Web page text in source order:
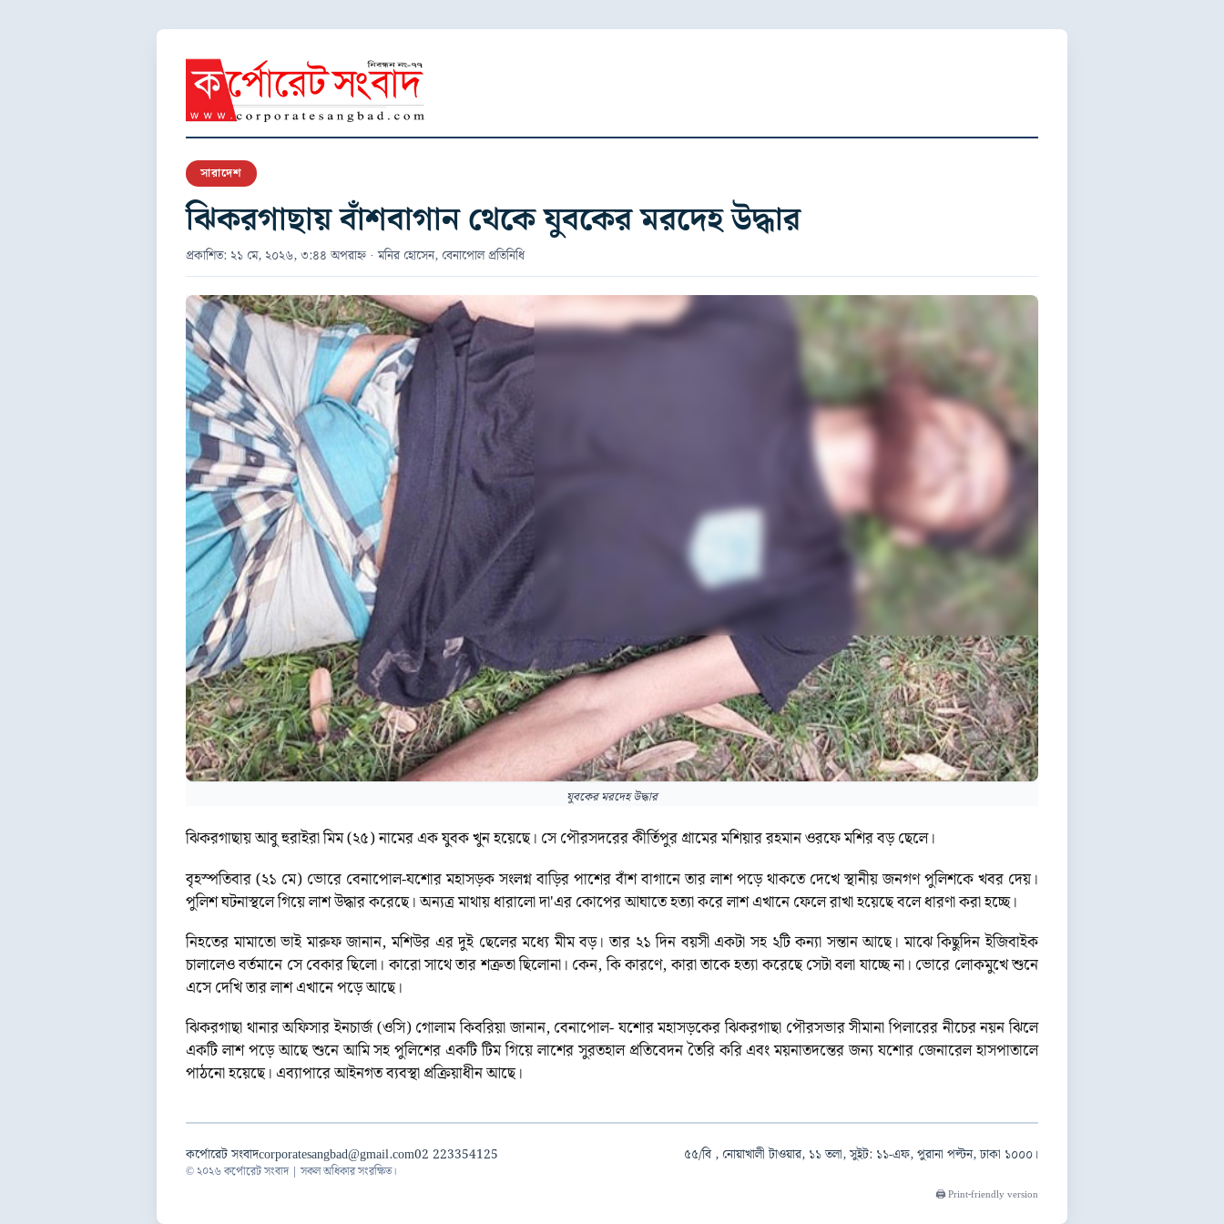
সারাদেশ
ঝিকরগাছায় বাঁশবাগান থেকে যুবকের মরদেহ উদ্ধার
প্রকাশিত: ২১ মে, ২০২৬, ৩:৪৪ অপরাহ্ন · মনির হোসেন, বেনাপোল প্রতিনিধি
যুবকের মরদেহ উদ্ধার
ঝিকরগাছায় আবু হুরাইরা মিম (২৫) নামের এক যুবক খুন হয়েছে। সে পৌরসদরের কীর্তিপুর গ্রামের মশিয়ার রহমান ওরফে মশির বড় ছেলে।
বৃহস্পতিবার (২১ মে) ভোরে বেনাপোল-যশোর মহাসড়ক সংলগ্ন বাড়ির পাশের বাঁশ বাগানে তার লাশ পড়ে থাকতে দেখে স্থানীয় জনগণ পুলিশকে খবর দেয়।
পুলিশ ঘটনাস্থলে গিয়ে লাশ উদ্ধার করেছে। অন্যত্র মাথায় ধারালো দা'এর কোপের আঘাতে হত্যা করে লাশ এখানে ফেলে রাখা হয়েছে বলে ধারণা করা হচ্ছে।
নিহতের মামাতো ভাই মারুফ জানান, মশিউর এর দুই ছেলের মধ্যে মীম বড়। তার ২১ দিন বয়সী একটা সহ ২টি কন্যা সন্তান আছে। মাঝে কিছুদিন ইজিবাইক
চালালেও বর্তমানে সে বেকার ছিলো। কারো সাথে তার শত্রুতা ছিলোনা। কেন, কি কারণে, কারা তাকে হত্যা করেছে সেটা বলা যাচ্ছে না। ভোরে লোকমুখে শুনে
এসে দেখি তার লাশ এখানে পড়ে আছে।
ঝিকরগাছা থানার অফিসার ইনচার্জ (ওসি) গোলাম কিবরিয়া জানান, বেনাপোল- যশোর মহাসড়কের ঝিকরগাছা পৌরসভার সীমানা পিলারের নীচের নয়ন ঝিলে
একটি লাশ পড়ে আছে শুনে আমি সহ পুলিশের একটি টিম গিয়ে লাশের সুরতহাল প্রতিবেদন তৈরি করি এবং ময়নাতদন্তের জন্য যশোর জেনারেল হাসপাতালে
পাঠনো হয়েছে। এব্যাপারে আইনগত ব্যবস্থা প্রক্রিয়াধীন আছে।
কর্পোরেট সংবাদcorporatesangbad@gmail.com02 223354125 ৫৫/বি , নোয়াখালী টাওয়ার, ১১ তলা, সুইট: ১১-এফ, পুরানা পল্টন, ঢাকা ১০০০।
© ২০২৬ কর্পোরেট সংবাদ | সকল অধিকার সংরক্ষিত।
🖨️ Print-friendly version